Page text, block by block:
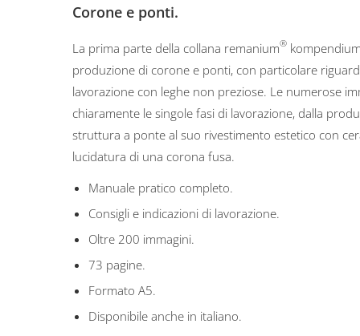
Corone e ponti.
La prima parte della collana remanium®
produzione di corone e ponti, con particolare
lavorazione con leghe non preziose. Le numerose
chiaramente le singole fasi di lavorazione, dalla
struttura a ponte al suo rivestimento estetico con
lucidatura di una corona fusa.
Manuale pratico completo.
Consigli e indicazioni di lavorazione.
Oltre 200 immagini.
73 pagine.
Formato A5.
Disponibile anche in italiano.